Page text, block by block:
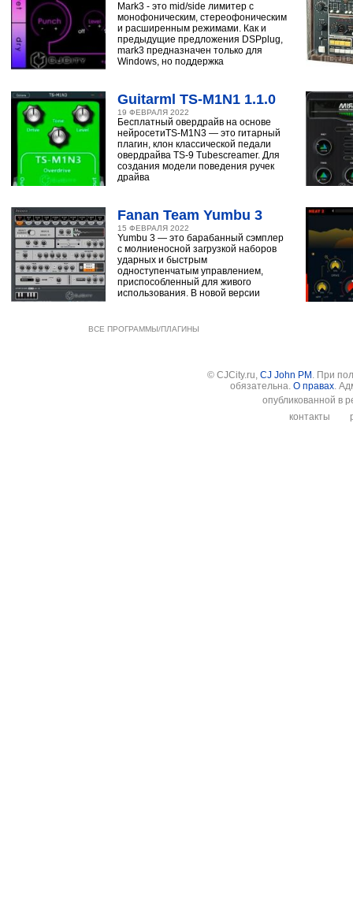
Mark3 - это mid/side лимитер с
монофоническим, стереофоническим
и расширенным режимами. Как и
предыдущие предложения DSPplug,
mark3 предназначен только для
Windows, но поддержка
Guitarml TS-M1N1 1.1.0
19 ФЕВРАЛЯ 2022
Бесплатный овердрайв на основе
нейросетиTS-M1N3 — это гитарный
плагин, клон классической педали
овердрайва TS-9 Tubescreamer. Для
создания модели поведения ручек
драйва
Fanan Team Yumbu 3
15 ФЕВРАЛЯ 2022
Yumbu 3 — это барабанный сэмплер
с молниеносной загрузкой наборов
ударных и быстрым
одноступенчатым управлением,
приспособленный для живого
использования. В новой версии
ВСЕ ПРОГРАММЫ/ПЛАГИНЫ
© CJCity.ru, CJ John PM . При
обязательна. О правах.
опубликованной в
контакты